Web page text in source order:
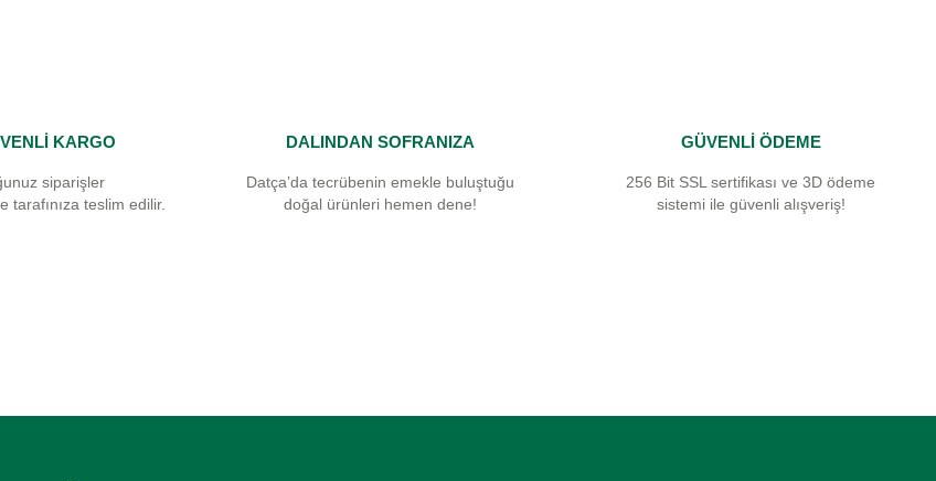
KARGO
siparişler
tarafınıza teslim edilir.
DALINDAN SOFRANIZA
Datça’da tecrübenin emekle buluştuğu
doğal ürünleri hemen dene!
GÜVENLİ ÖDEME
256 Bit SSL sertifikası ve 3D ödeme
sistemi ile güvenli alışveriş!